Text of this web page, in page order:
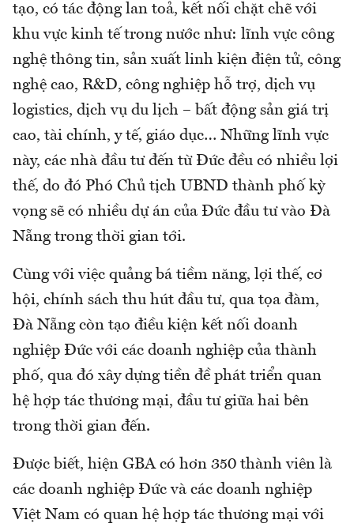
tạo, có tác động lan toả, kết nối chặt chẽ với
khu vực kinh tế trong nước như: lĩnh vực công
nghệ thông tin, sản xuất linh kiện điện tử, công
nghệ cao, R&D, công nghiệp hỗ trợ, dịch vụ
logistics, dịch vụ du lịch – bất động sản giá trị
cao, tài chính, y tế, giáo dục… Những lĩnh vực
này, các nhà đầu tư đến từ Đức đều có nhiều lợi
thế, do đó Phó Chủ tịch UBND thành phố kỳ
vọng sẽ có nhiều dự án của Đức đầu tư vào Đà
Nẵng trong thời gian tới.
Cùng với việc quảng bá tiềm năng, lợi thế, cơ
hội, chính sách thu hút đầu tư, qua tọa đàm,
Đà Nẵng còn tạo điều kiện kết nối doanh
nghiệp Đức với các doanh nghiệp của thành
phố, qua đó xây dựng tiền đề phát triển quan
hệ hợp tác thương mại, đầu tư giữa hai bên
trong thời gian đến.
Được biết, hiện GBA có hơn 350 thành viên là
các doanh nghiệp Đức và các doanh nghiệp
Việt Nam có quan hệ hợp tác thương mại với